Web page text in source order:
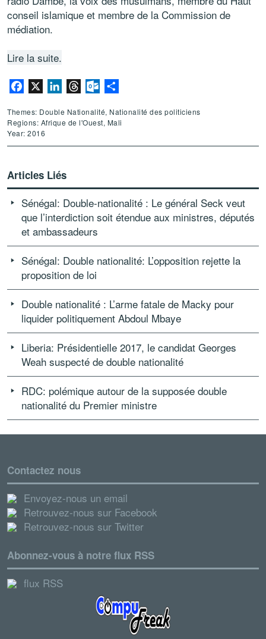
conseil islamique et membre de la Commission de
médiation.
Lire la suite.
Facebook LinkedInThreadsOutlook.com
Themes: Double Nationalité, Nationalité des politiciens
Regions: Afrique de l'Ouest, Mali
Year: 2016
Articles Liés
Sénégal: Double-nationalité : Le général Seck veut
que l’interdiction soit étendue aux ministres, députés
et ambassadeurs
Sénégal: Double nationalité: L’opposition rejette la
proposition de loi
Double nationalité : L’arme fatale de Macky pour
liquider politiquement Abdoul Mbaye
Liberia: Présidentielle 2017, le candidat Georges
Weah suspecté de double nationalité
RDC: polémique autour de la supposée double
nationalité du Premier ministre
Contactez nous
Envoyez-nous un email
Retrouvez-nous sur Facebook
Retrouvez-nous sur Twitter
Abonnez-vous à notre flux RSS
flux RSS